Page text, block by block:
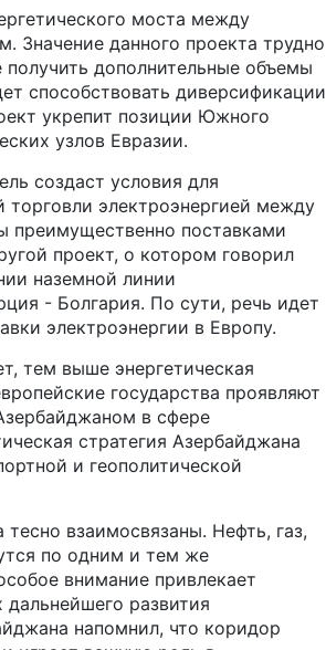
моста между
Значение данного проекта трудно
дополнительные объемы
способствовать диверсификации
укрепит позиции Южного
узлов Евразии.
создаст условия для
электроэнергией между
преимущественно поставками
проект, о котором говорил
наземной линии
- Болгария. По сути, речь идет
электроэнергии в Европу.
тем выше энергетическая
государства проявляют
в сфере
стратегия Азербайджана
и геополитической
взаимосвязаны. Нефть, газ,
по одним и тем же
внимание привлекает
дальнейшего развития
напомнил, что коридор